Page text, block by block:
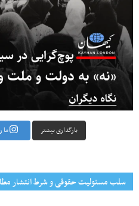
بارگذاری بیشتر ما
سلب مسئولیت حقوقی و شرط انتشار